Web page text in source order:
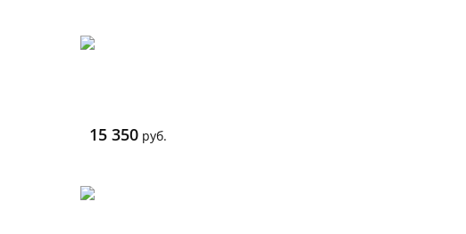
15 350 руб.